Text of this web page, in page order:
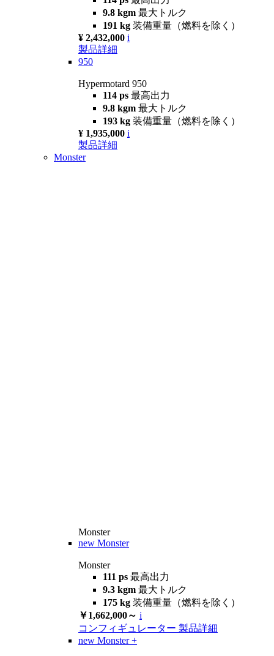
9.8 kgm 最大トルク
191 kg 装備重量（燃料を除く）
¥ 2,432,000 i
製品詳細
950
Hypermotard 950
114 ps 最高出力
9.8 kgm 最大トルク
193 kg 装備重量（燃料を除く）
¥ 1,935,000 i
製品詳細
Monster
Monster
new Monster
Monster
111 ps 最高出力
9.3 kgm 最大トルク
175 kg 装備重量（燃料を除く）
￥1,662,000～ i
コンフィギュレーター 製品詳細
new Monster +